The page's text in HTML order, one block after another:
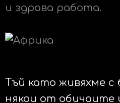
и здрава работа.
Тъй като живяхме с
някои от